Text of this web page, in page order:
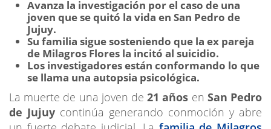
Avanza la investigación por el caso de una
joven que se quitó la vida en San Pedro de
Jujuy.
Su familia sigue sosteniendo que la ex pareja
de Milagros Flores la incitó al suicidio.
Los investigadores están conformando lo que
se llama una autopsia psicológica.
La muerte de una joven de21 años en San Pedro
de Jujuy continúa generando conmoción y abre